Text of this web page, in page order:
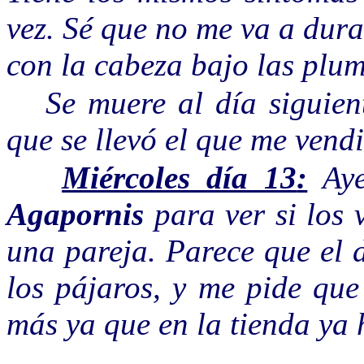
vez. Sé que no me va a
con la cabeza bajo las
Se muere al día
que se llevó el que me
Miércoles día 13:
Agapornis para ver si los
una pareja. Parece que el
los pájaros, y me pide
más ya que en la tienda